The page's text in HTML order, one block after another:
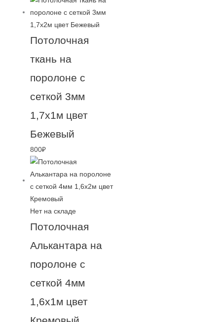
Потолочная
ткань на
поролоне с
сеткой 3мм
1,7х1м цвет
Бежевый
800₽
Нет на складе
Потолочная
Алькантара на
поролоне с
сеткой 4мм
1,6х1м цвет